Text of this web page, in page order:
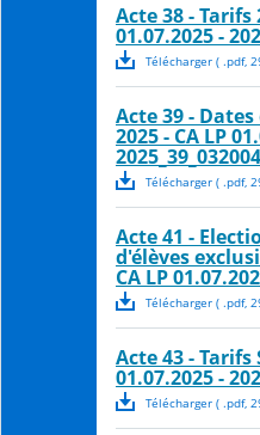
Acte 38 - Tarifs
01.07.2025 -
Télécharger( .pdf,
Acte 39 -
2025 - CA LP
Télécharger( .pdf,
Acte 41 -
d'élèves
CA LP
Télécharger( .pdf,
Acte 43 - Tarifs
01.07.2025 -
Télécharger( .pdf,